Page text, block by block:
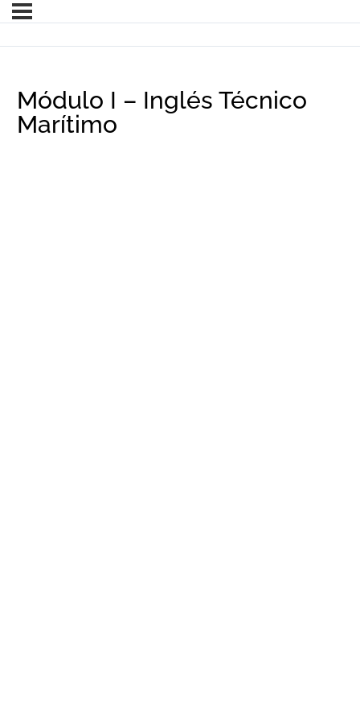
Módulo I – Inglés Técnico
Marítimo